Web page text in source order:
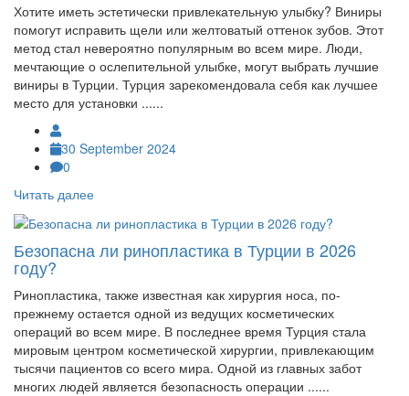
Хотите иметь эстетически привлекательную улыбку? Виниры
помогут исправить щели или желтоватый оттенок зубов. Этот
метод стал невероятно популярным во всем мире. Люди,
мечтающие о ослепительной улыбке, могут выбрать лучшие
виниры в Турции. Турция зарекомендовала себя как лучшее
место для установки ......
30 September 2024
0
Читать далее
Безопасна ли ринопластика в Турции в 2026
году?
Ринопластика, также известная как хирургия носа, по-
прежнему остается одной из ведущих косметических
операций во всем мире. В последнее время Турция стала
мировым центром косметической хирургии, привлекающим
тысячи пациентов со всего мира. Одной из главных забот
многих людей является безопасность операции ......